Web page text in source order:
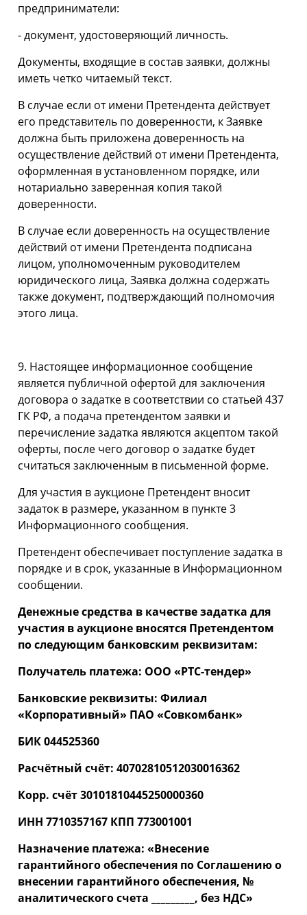
предприниматели:
- документ, удостоверяющий личность.
Документы, входящие в состав заявки, должны
иметь четко читаемый текст.
В случае если от имени Претендента действует
его представитель по доверенности, к Заявке
должна быть приложена доверенность на
осуществление действий от имени Претендента,
оформленная в установленном порядке, или
нотариально заверенная копия такой
доверенности.
В случае если доверенность на осуществление
действий от имени Претендента подписана
лицом, уполномоченным руководителем
юридического лица, Заявка должна содержать
также документ, подтверждающий полномочия
этого лица.
9. Настоящее информационное сообщение
является публичной офертой для заключения
договора о задатке в соответствии со статьей 437
ГК РФ, а подача претендентом заявки и
перечисление задатка являются акцептом такой
оферты, после чего договор о задатке будет
считаться заключенным в письменной форме.
Для участия в аукционе Претендент вносит
задаток в размере, указанном в пункте 3
Информационного сообщения.
Претендент обеспечивает поступление задатка в
порядке и в срок, указанные в Информационном
сообщении.
Денежные средства в качестве задатка для
участия в аукционе вносятся Претендентом
по следующим банковским реквизитам:
Получатель платежа: ООО «РТС-тендер»
Банковские реквизиты: Филиал
«Корпоративный» ПАО «Совкомбанк»
БИК044525360
Расчётный счёт: 40702810512030016362
Корр. счёт 30101810445250000360
ИНН 7710357167 КПП 773001001
Назначение платежа: «Внесение
гарантийного обеспечения по Соглашению о
внесении гарантийного обеспечения, №
аналитического счета _________, без НДС»